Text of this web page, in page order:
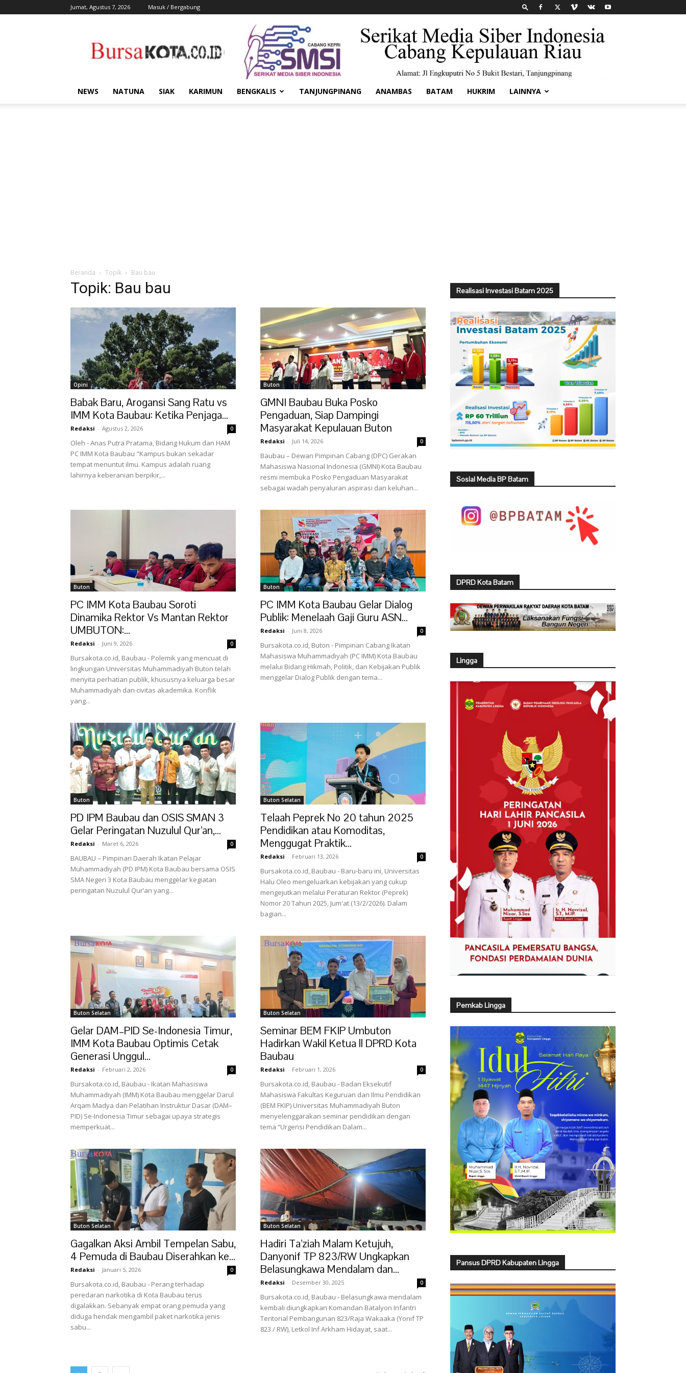
Jumat, Agustus 7, 2026 Masuk / Bergabung
Kota
NEWS NATUNA SIAK KARIMUN BENGKALIS TANJUNGPINANG ANAMBAS BATAM HUKRIM LAINNYA
Beranda Topik Bau bau
Topik: Bau bau
Opini
Babak Baru, Arogansi Sang Ratu vs
IMM Kota Baubau: Ketika Penjaga...
Redaksi - Agustus 2, 2026 0
Oleh - Anas Putra Pratama, Bidang Hukum dan HAM
PC IMM Kota Baubau "Kampus bukan sekadar
tempat menuntut ilmu. Kampus adalah ruang
lahirnya keberanian berpikir,...
Buton
GMNI Baubau Buka Posko
Pengaduan, Siap Dampingi
Masyarakat Kepulauan Buton
Redaksi - Juli 14, 2026 0
Baubau – Dewan Pimpinan Cabang (DPC) Gerakan
Mahasiswa Nasional Indonesia (GMNI) Kota Baubau
resmi membuka Posko Pengaduan Masyarakat
sebagai wadah penyaluran aspirasi dan keluhan...
Buton
PC IMM Kota Baubau Soroti
Dinamika Rektor Vs Mantan Rektor
UMBUTON:...
Redaksi - Juni 9, 2026 0
Bursakota.co.id, Baubau - Polemik yang mencuat di
lingkungan Universitas Muhammadiyah Buton telah
menyita perhatian publik, khususnya keluarga besar
Muhammadiyah dan civitas akademika. Konflik
yang...
Buton
PC IMM Kota Baubau Gelar Dialog
Publik: Menelaah Gaji Guru ASN...
Redaksi - Juni 8, 2026 0
Bursakota.co.id, Buton - Pimpinan Cabang Ikatan
Mahasiswa Muhammadiyah (PC IMM) Kota Baubau
melalui Bidang Hikmah, Politik, dan Kebijakan Publik
menggelar Dialog Publik dengan tema...
Buton
PD IPM Baubau dan OSIS SMAN 3
Gelar Peringatan Nuzulul Qur’an,...
Redaksi - Maret 6, 2026 0
BAUBAU – Pimpinan Daerah Ikatan Pelajar
Muhammadiyah (PD IPM) Kota Baubau bersama OSIS
SMA Negeri 3 Kota Baubau menggelar kegiatan
peringatan Nuzulul Qur’an yang...
Buton Selatan
Telaah Peprek No 20 tahun 2025
Pendidikan atau Komoditas,
Menggugat Praktik...
Redaksi - Februari 13, 2026 0
Bursakota.co.id, Baubau - Baru-baru ini, Universitas
Halu Oleo mengeluarkan kebijakan yang cukup
mengejutkan melalui Peraturan Rektor (Peprek)
Nomor 20 Tahun 2025, Jum'at (13/2/2026). Dalam
bagian...
Buton Selatan
Gelar DAM–PID Se-Indonesia Timur,
IMM Kota Baubau Optimis Cetak
Generasi Unggul...
Redaksi - Februari 2, 2026 0
Bursakota.co.id, Baubau - Ikatan Mahasiswa
Muhammadiyah (IMM) Kota Baubau menggelar Darul
Arqam Madya dan Pelatihan Instruktur Dasar (DAM–
PID) Se-Indonesia Timur sebagai upaya strategis
memperkuat...
Buton Selatan
Seminar BEM FKIP Umbuton
Hadirkan Wakil Ketua ll DPRD Kota
Baubau
Redaksi - Februari 1, 2026 0
Bursakota.co.id, Baubau - Badan Eksekutif
Mahasiswa Fakultas Keguruan dan Ilmu Pendidikan
(BEM FKIP) Universitas Muhammadiyah Buton
menyelenggarakan seminar pendidikan dengan
tema “Urgensi Pendidikan Dalam...
Buton Selatan
Gagalkan Aksi Ambil Tempelan Sabu,
4 Pemuda di Baubau Diserahkan ke...
Redaksi - Januari 5, 2026 0
Bursakota.co.id, Baubau - Perang terhadap
peredaran narkotika di Kota Baubau terus
digalakkan. Sebanyak empat orang pemuda yang
diduga hendak mengambil paket narkotika jenis
sabu...
Buton Selatan
Hadiri Ta’ziah Malam Ketujuh,
Danyonif TP 823/RW Ungkapkan
Belasungkawa Mendalam dan...
Redaksi - Desember 30, 2025 0
Bursakota.co.id, Baubau - Belasungkawa mendalam
kembali diungkapkan Komandan Batalyon Infantri
Teritorial Pembangunan 823/Raja Wakaaka (Yonif TP
823 / RW), Letkol Inf Arkham Hidayat, saat...
Realisasi Investasi Batam 2025
Sosial Media BP Batam
DPRD Kota Batam
Lingga
Pemkab Lingga
Pansus DPRD Kabupaten Lingga